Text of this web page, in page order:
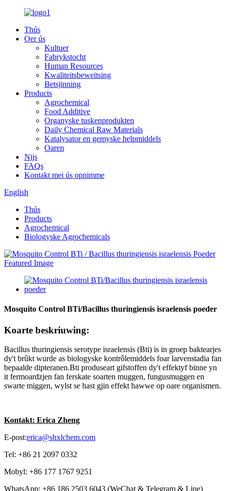
Thús
Oer ús
Kultuer
Fabrykstocht
Human Resources
Kwaliteitsbeweitsing
Betsjinning
Products
Agrochemical
Food Additive
Organyske tuskenprodukten
Daily Chemical Raw Materials
Katalysator en gemyske helpmiddels
Oaren
Nijs
FAQs
Kontakt mei ús opnimme
English
Thús
Products
Agrochemical
Biologyske Agrochemicals
Mosquito Control BTi/Bacillus thuringiensis israelensis poeder
Koarte beskriuwing:
Bacillus thuringiensis serotype israelensis (Bti) is in groep baktearjes
dy't brûkt wurde as biologyske kontrôlemiddels foar larvenstadia fan
bepaalde dipteranen.Bti produseart gifstoffen dy't effektyf binne yn
it fermoardzjen fan ferskate soarten muggen, fungusmuggen en
swarte miggen, wylst se hast gjin effekt hawwe op oare organismen.
Kontakt: Erica Zheng
E-post:erica@shxlchem.com
Tel: +86 21 2097 0332
Mobyl: +86 177 1767 9251
WhatsApp: +86 186 2503 6043 (WeChat & Telegram & Line)